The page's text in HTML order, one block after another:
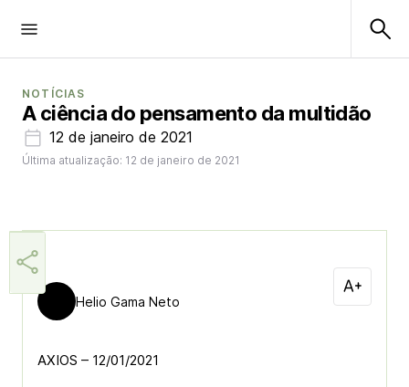
NOTÍCIAS
A ciência do pensamento da multidão
12 de janeiro de 2021
Última atualização: 12 de janeiro de 2021
Helio Gama Neto
AXIOS – 12/01/2021